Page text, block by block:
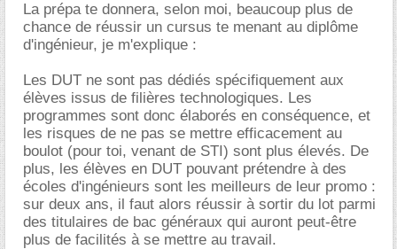
La prépa te donnera, selon moi, beaucoup plus de
chance de réussir un cursus te menant au diplôme
d'ingénieur, je m'explique :
Les DUT ne sont pas dédiés spécifiquement aux
élèves issus de filières technologiques. Les
programmes sont donc élaborés en conséquence, et
les risques de ne pas se mettre efficacement au
boulot (pour toi, venant de STI) sont plus élevés. De
plus, les élèves en DUT pouvant prétendre à des
écoles d'ingénieurs sont les meilleurs de leur promo :
sur deux ans, il faut alors réussir à sortir du lot parmi
des titulaires de bac généraux qui auront peut-être
plus de facilités à se mettre au travail.